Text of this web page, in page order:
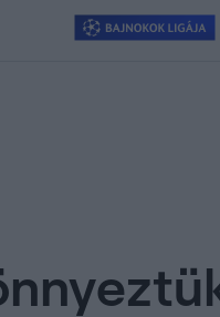
Exek csatája 2026